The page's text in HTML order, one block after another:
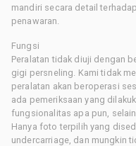
mandiri secara detail
penawaran.
Fungsi
Peralatan tidak diuji dengan
gigi persneling. Kami tidak
peralatan akan beroperasi
ada pemeriksaan yang
fungsionalitas apa pun,
Hanya foto terpilih yang
undercarriage, dan mungkin